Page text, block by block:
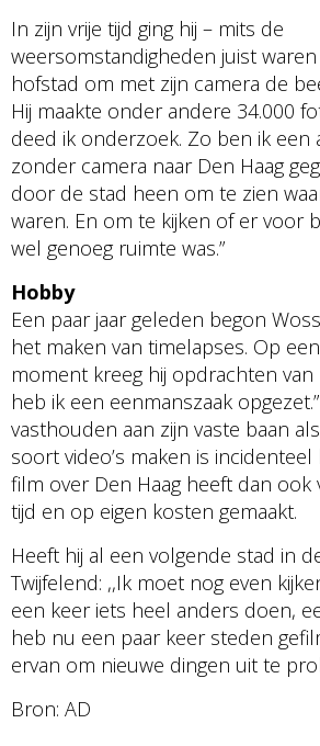
In zijn vrije tijd ging hij – mits de
weersomstandigheden juist
hofstad om met zijn camera de
Hij maakte onder andere 34.000
deed ik onderzoek. Zo ben ik een
zonder camera naar Den Haag
door de stad heen om te zien
waren. En om te kijken of er voor
wel genoeg ruimte was.”
Hobby
Een paar jaar geleden begon
het maken van timelapses. Op
moment kreeg hij opdrachten van
heb ik een eenmanszaak
vasthouden aan zijn vaste baan
soort video’s maken is incidenteel
film over Den Haag heeft dan ook
tijd en op eigen kosten gemaakt.
Heeft hij al een volgende stad in
Twijfelend: ,,Ik moet nog even
een keer iets heel anders doen,
heb nu een paar keer steden
ervan om nieuwe dingen uit te
Bron: AD